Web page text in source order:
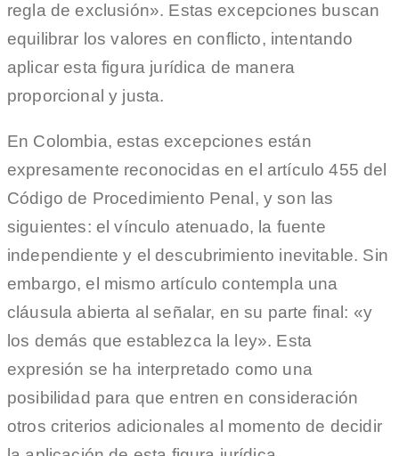
regla de exclusión». Estas excepciones buscan
equilibrar los valores en conflicto, intentando
aplicar esta figura jurídica de manera
proporcional y justa.
En Colombia, estas excepciones están
expresamente reconocidas en el artículo 455 del
Código de Procedimiento Penal, y son las
siguientes: el vínculo atenuado, la fuente
independiente y el descubrimiento inevitable. Sin
embargo, el mismo artículo contempla una
cláusula abierta al señalar, en su parte final: «y
los demás que establezca la ley». Esta
expresión se ha interpretado como una
posibilidad para que entren en consideración
otros criterios adicionales al momento de decidir